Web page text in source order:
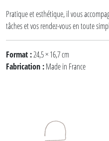
Pratique et esthétique, il vous
tâches et vos rendez-vous en toute
Format :24,5 × 16,7 cm
Fabrication :Made in France